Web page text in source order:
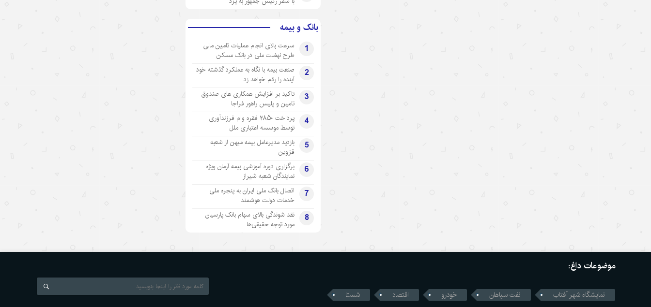
بانک و بیمه
1
سرعت بالای انجام عملیات تامین مالی
طرح نهضت ملی در بانک مسکن
2
صنعت بیمه با نگاه به عملکرد گذشته خود
آینده را رقم خواهد زد
3
تاکید بر افزایش همکاری های صندوق
تامین و پلیس راهور فراجا
4
پرداخت ۲۸۵۰ فقره وام فرزندآوری
توسط موسسه اعتباری ملل
5
بازدید مدیرعامل بیمه میهن از شعبه
قزوین
6
برگزاری دوره آموزشی بیمه آرمان ویژه
نمایندگان شعبه شیراز
7
اتصال بانک ملی ایران به پنجره ملی
خدمات دولت هوشمند
8
نقد شوندگی بالای سهام بانک پارسیان
مورد توجه حقیقی‌ها
واکنشها درباره نظامی‌گری
رئیس‌جمهور اسلواکی: دستاوردهای
موضوعات داغ:
نمایشگاه شهر آفتاب نفت سپاهان خودرو اقتصاد شستا